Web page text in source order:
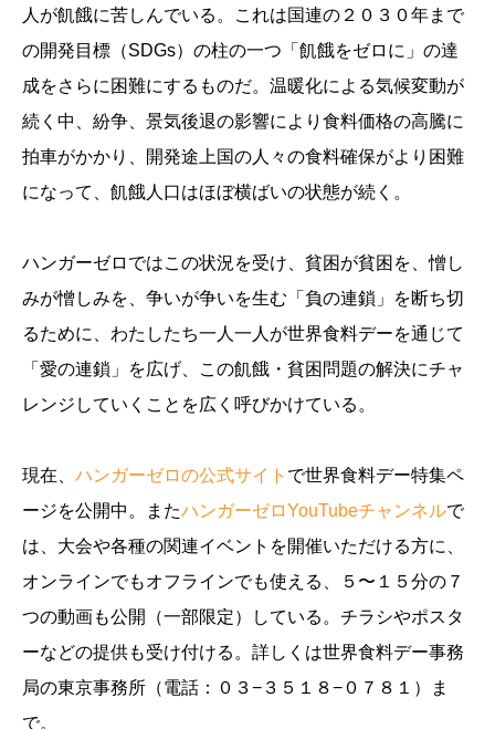
人が飢餓に苦しんでいる。これは国連の２０３０年まで
の開発目標（SDGs）の柱の一つ「飢餓をゼロに」の達
成をさらに困難にするものだ。温暖化による気候変動が
続く中、紛争、景気後退の影響により食料価格の高騰に
拍車がかかり、開発途上国の人々の食料確保がより困難
になって、飢餓人口はほぼ横ばいの状態が続く。
ハンガーゼロではこの状況を受け、貧困が貧困を、憎し
みが憎しみを、争いが争いを生む「負の連鎖」を断ち切
るために、わたしたち一人一人が世界食料デーを通じて
「愛の連鎖」を広げ、この飢餓・貧困問題の解決にチャ
レンジしていくことを広く呼びかけている。
現在、 ハンガーゼロの公式サイト で世界食料デー特集ペ
ージを公開中。またハンガーゼロYouTubeチャンネルで
は、大会や各種の関連イベントを開催いただける方に、
オンラインでもオフラインでも使える、５〜１５分の７
つの動画も公開（一部限定）している。チラシやポスタ
ーなどの提供も受け付ける。詳しくは世界食料デー事務
局の東京事務所（電話：０３−３５１８−０７８１）ま
で。